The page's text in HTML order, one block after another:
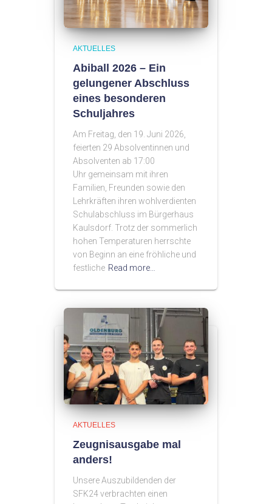
AKTUELLES
Abiball 2026 – Ein
gelungener Abschluss
eines besonderen
Schuljahres
Am Freitag, den 19. Juni 2026,
feierten 29 Absolventinnen und
Absolventen ab 17:00
Uhr gemeinsam mit ihren
Familien, Freunden sowie den
Lehrkräften ihren wohlverdienten
Schulabschluss im Bürgerhaus
Kaulsdorf. Trotz der sommerlich
hohen Temperaturen herrschte
von Beginn an eine fröhliche und
festliche Read more…
AKTUELLES
Zeugnisausgabe mal
anders!
Unsere Auszubildenden der
SFK24 verbrachten einen